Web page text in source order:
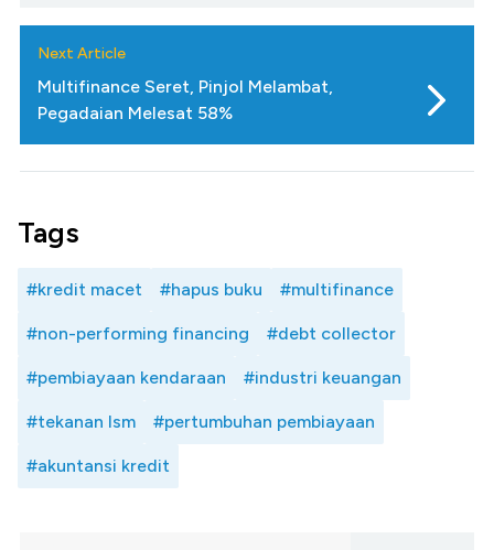
Next Article
Multifinance Seret, Pinjol Melambat,
Pegadaian Melesat 58%
Tags
#kredit macet #hapus buku #multifinance
#non-performing financing #debt collector
#pembiayaan kendaraan #industri keuangan
#tekanan lsm #pertumbuhan pembiayaan
#akuntansi kredit